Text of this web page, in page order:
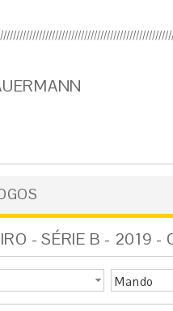
- SÉRIE B - 2019 -
Mando